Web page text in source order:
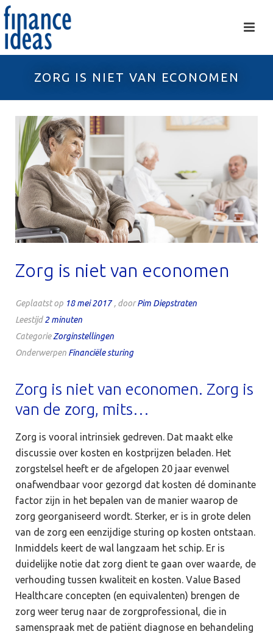
ZORG IS NIET VAN ECONOMEN
Zorg is niet van economen
Geplaatst op 18 mei 2017 , doorPim Diepstraten
Leestijd2minuten
CategorieZorginstellingen
Onderwerpen Financiële sturing
Zorg is niet van economen. Zorg is
van de zorg, mits…
Zorg is vooral intrinsiek gedreven. Dat maakt elke
discussie over kosten en kostprijzen beladen. Het
zorgstelsel heeft er de afgelopen 20 jaar evenwel
onafwendbaar voor gezorgd dat kosten dé dominante
factor zijn in het bepalen van de manier waarop de
zorg georganiseerd wordt. Sterker, er is in grote delen
van de zorg een eenzijdige sturing op kosten ontstaan.
Inmiddels keert de wal langzaam het schip. Er is
duidelijke notie dat zorg dient te gaan over waarde, de
verhouding tussen kwaliteit en kosten. Value Based
Healthcare concepten (en equivalenten) brengen de
zorg weer terug naar de zorgprofessional, die in
samenspraak met de patiënt diagnose en behandeling